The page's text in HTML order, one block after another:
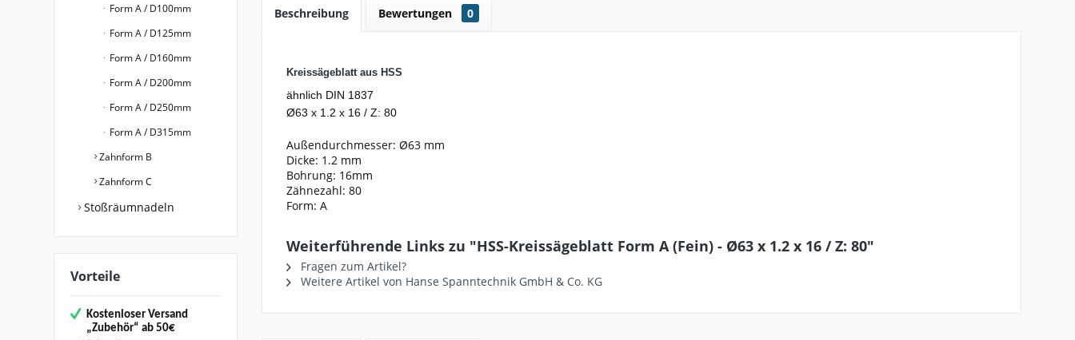
Form A / D100mm
Form A / D125mm
Form A / D160mm
Form A / D200mm
Form A / D250mm
Form A / D315mm
Zahnform B
Zahnform C
Stoßräumnadeln
Vorteile
Kostenloser Versand
„Zubehör“ ab 50€
Beschreibung Bewertungen 0
Kreissägeblatt aus HSS
ähnlich DIN 1837
Ø63 x 1.2 x 16 / Z: 80
Außendurchmesser: Ø63 mm
Dicke: 1.2 mm
Bohrung: 16mm
Zähnezahl: 80
Form: A
Weiterführende Links zu "HSS-Kreissägeblatt Form A (Fein) - Ø63 x 1.2 x 16 / Z: 80"
Fragen zum Artikel?
Weitere Artikel von Hanse Spanntechnik GmbH & Co. KG